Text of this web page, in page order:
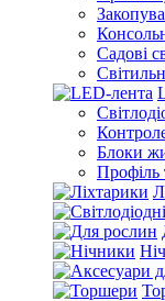
Садові
Блоки
Профіль